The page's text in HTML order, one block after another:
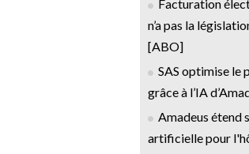
Facturation
n’a pas la
[ABO]
SAS optimise le
grâce à l’IA
Amadeus étend
artificielle pour